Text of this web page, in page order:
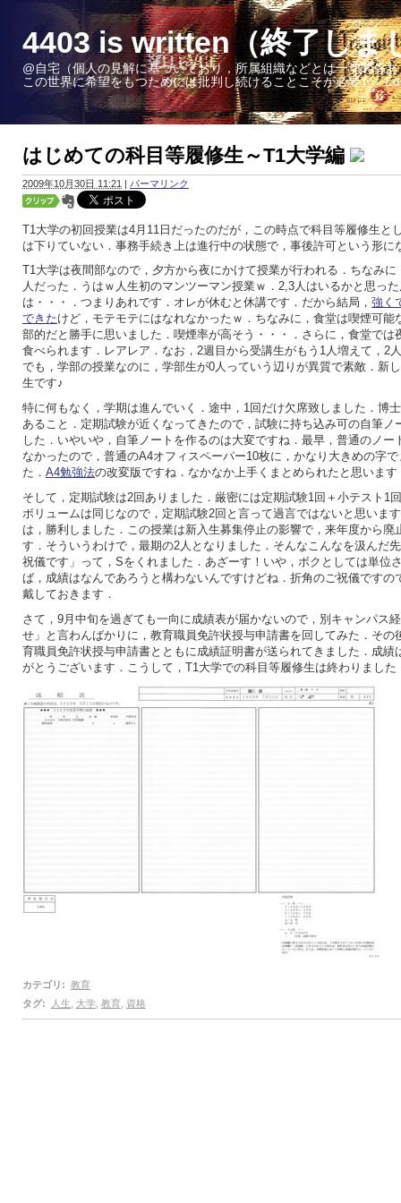
4403 is written（終了しま
@自宅（個人の見解に基づいており，所属組織などとは一切関係
この世界に希望をもつためには批判し続けることこそが必要だ -
はじめての科目等履修生～T1大学編
2009年10月30日 11:21 | パーマリンク
T1大学の初回授業は4月11日だったのだが，この時点で科目等履修生と
は下りていない．事務手続き上は進行中の状態で，事後許可という形に
T1大学は夜間部なので，夕方から夜にかけて授業が行われる．ちなみに
人だった．うはｗ人生初のマンツーマン授業ｗ．2,3人はいるかと思っ
は・・・．つまりあれです．オレが休むと休講です．だから結局， 強く
できたけど，モテモテにはなれなかったｗ．ちなみに，食堂は喫煙可能
部的だと勝手に思いました．喫煙率が高そう・・・．さらに，食堂では
食べられます．レアレア．なお，2週目から受講生がもう1人増えて，2
でも，学部の授業なのに，学部生が0人っていう辺りが異質で素敵．新
生です♪
特に何もなく，学期は進んでいく．途中，1回だけ欠席致しました．博
あること．定期試験が近くなってきたので，試験に持ち込み可の自筆ノ
した．いやいや，自筆ノートを作るのは大変ですね．最早，普通のノー
なかったので，普通のA4オフィスペーパー10枚に，かなり大きめの字
た． A4勉強法の改変版ですね．なかなか上手くまとめられたと思います
そして，定期試験は2回ありました．厳密には定期試験1回＋小テスト1
ボリュームは同じなので，定期試験2回と言って過言ではないと思いま
は，勝利しました．この授業は新入生募集停止の影響で，来年度から廃
す．そういうわけで，最期の2人となりました．そんなこんなを汲んだ
祝儀です」って，Sをくれました．あざーす！いや，ボクとしては単位
ば，成績はなんであろうと構わないんですけどね．折角のご祝儀ですの
戴しておきます．
さて，9月中旬を過ぎても一向に成績表が届かないので，別キャンパス
せ」と言わんばかりに，教育職員免許状授与申請書を回してみた．その
育職員免許状授与申請書とともに成績証明書が送られてきました．成績
がとうございます．こうして，T1大学での科目等履修生は終わりました
カテゴリ : 教育
タグ: 人生 大学, 教育 資格